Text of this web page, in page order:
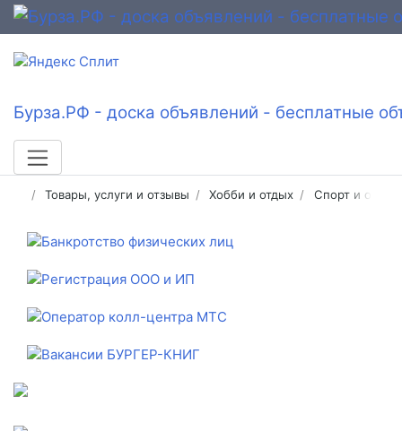
Бурза.РФ - доска объявлений - бесплатные
Товары, услуги и отзывы Хобби и отдых Спорт и отдых